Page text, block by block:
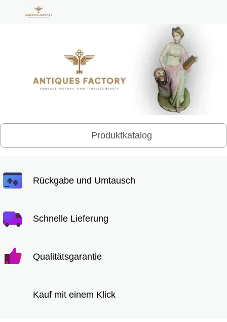
Produktkatalog
Rückgabe und Umtausch
Schnelle Lieferung
Qualitätsgarantie
Kauf mit einem Klick